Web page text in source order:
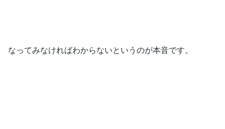
なってみなければわからないというのが本音です。